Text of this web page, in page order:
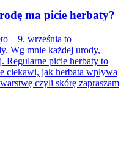
ma picie herbaty?
– 9. września to
Wg mnie każdej urody,
Regularne picie herbaty to
ciekawi, jak herbata wpływa
czyli skórę zapraszam